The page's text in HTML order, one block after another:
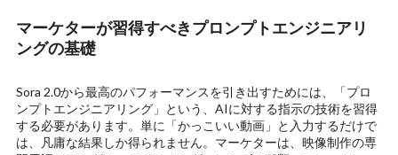
マーケターが習得すべきプロンプトエンジニアリ
ングの基礎
Sora 2.0から最高のパフォーマンスを引き出すためには、「プロ
ンプトエンジニアリング」という、AIに対する指示の技術を習得
する必要があります。単に「かっこいい動画」と入力するだけで
は、凡庸な結果しか得られません。マーケターは、映像制作の専